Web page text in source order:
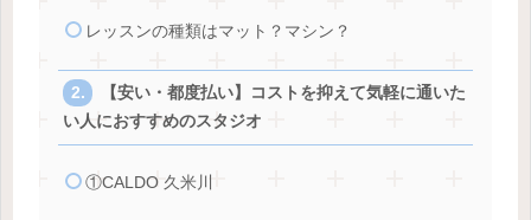
レッスンの種類はマット？マシン？
【安い・都度払い】コストを抑えて気軽に通いた
い人におすすめのスタジオ
①CALDO 久米川